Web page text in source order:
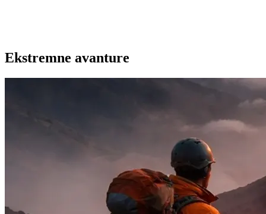
Ekstremne avanture